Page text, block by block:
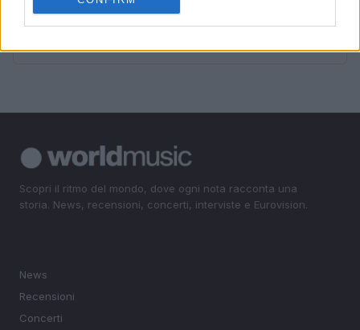
5
Scopri il ritmo del mondo, dove ogni nota racconta una
storia. News, recensioni, concerti, interviste e Eurovision.
News
Recensioni
Concerti